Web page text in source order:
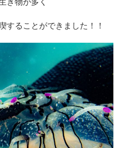
することができました！！